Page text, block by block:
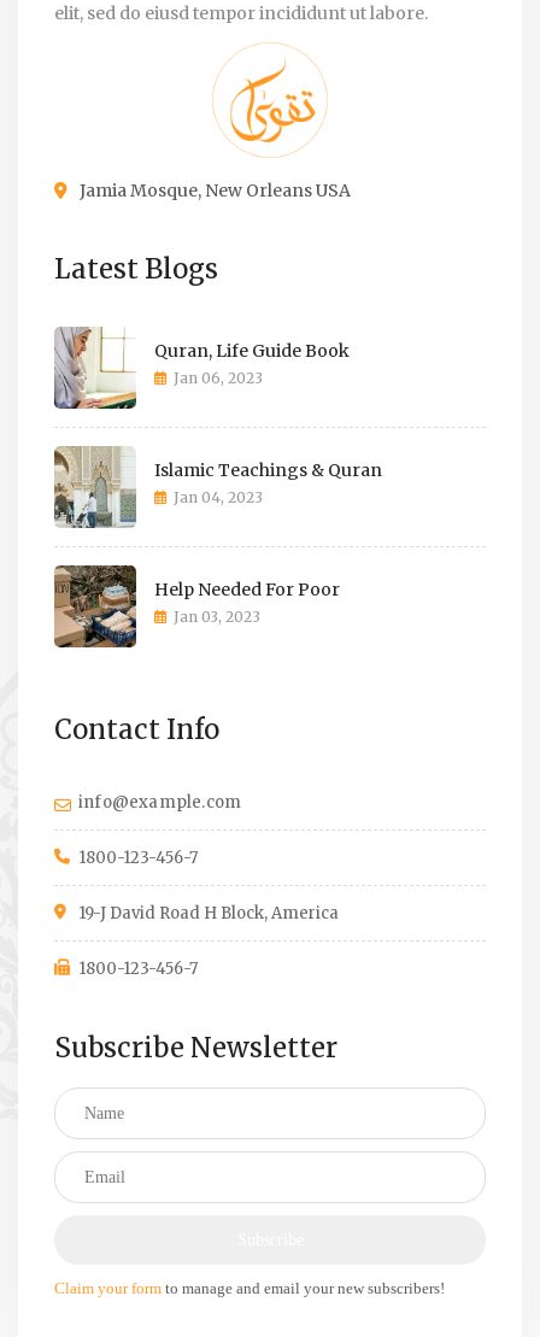
elit, sed do eiusd tempor incididunt ut labore.
Jamia Mosque, New Orleans USA
Latest Blogs
Quran, Life Guide Book
Jan 06, 2023
Islamic Teachings & Quran
Jan 04, 2023
Help Needed For Poor
Jan 03, 2023
Contact Info
info@example.com
1800-123-456-7
19-J David Road H Block, America
1800-123-456-7
Subscribe Newsletter
Claim your form to manage and email your new subscribers!